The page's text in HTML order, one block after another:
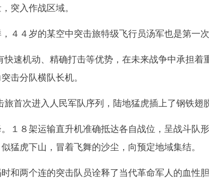
突入作战区域。
４岁的某空中突击旅特级飞行员汤军也是第一次
速机动、精确打击等优势，在未来战争中承担着
击分队横队长机。
次进入人民军队序列，陆地猛虎插上了钢铁翅膀
８架运输直升机准确抵达各自战位，呈战斗队
猛虎下山，冒着飞舞的沙尘，向预定地域集结。
两个连的突击队员诠释了当代革命军人的血性胆